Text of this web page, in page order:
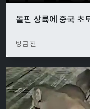
돌핀 상륙에 중국
방금 전